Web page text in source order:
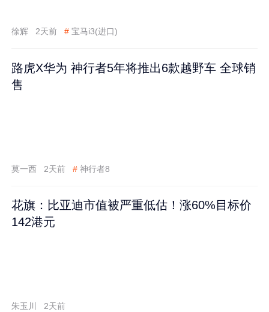
徐辉 2天前 # 宝马i3(进口)
路虎X华为 神行者5年将推出6款越野车 全球销
售
莫一西 2天前 # 神行者8
花旗：比亚迪市值被严重低估！涨60%目标价
142港元
朱玉川 2天前